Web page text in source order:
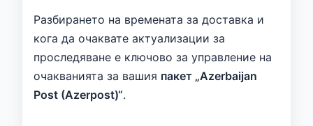
Разбирането на времената за доставка и
кога да очаквате актуализации за
проследяване е ключово за управление на
очакванията за вашия пакет „Azerbaijan
Post (Azerpost)“.